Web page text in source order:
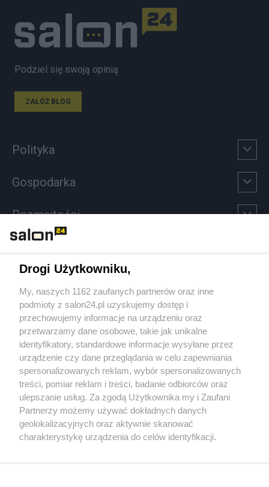
Podziel się swoją opinią
ZAŁÓŻ BLOG
Polityka
Gospodarka
Rozmaitości
Sport
Społeczeństwo
Kultura
X Facebook Instagram Youtube
Drogi Użytkowniku,
My, naszych 1162 zaufanych partnerów oraz inne
podmioty z salon24.pl uzyskujemy dostęp i
przechowujemy informacje na urządzeniu oraz
przetwarzamy dane osobowe, takie jak unikalne
identyfikatory, standardowe informacje wysyłane przez
urządzenie czy dane przeglądania w celu zapewniania
spersonalizowanych reklam, wybór spersonalizowanych
treści, pomiar reklam i treści, badanie odbiorców oraz
ulepszanie usług. Za zgodą Użytkownika my i Zaufani
Partnerzy możemy używać dokładnych danych
geolokalizacyjnych oraz aktywnie skanować
charakterystykę urządzenia do celów identyfikacji.